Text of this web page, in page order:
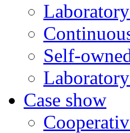
Self-
Case show